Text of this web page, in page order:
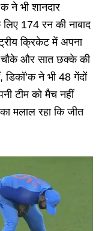
ने भी शानदार
174 रन की नाबाद
क्रिकेट में अपना
और सात छक्के की
ने भी 48 गेंदों
टीम को मैच नहीं
मलाल रहा कि जीत